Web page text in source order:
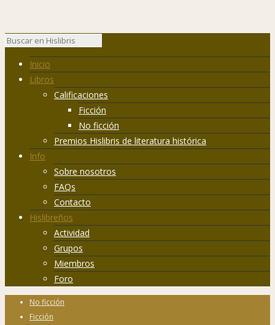
Inicio
Libros
Calificaciones
Ficción
No ficción
Premios Hislibris de literatura histórica
Info
Sobre nosotros
FAQs
Contacto
Hislibreños
Actividad
Grupos
Miembros
Foro
No ficción
Ficción